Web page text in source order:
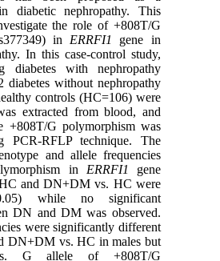
in diabetic nephropathy. This
the role of +808T/G
inERRFI1gene in
In this case-control study,
diabetes with nephropathy
diabetes without nephropathy
controls (HC=106) were
extracted from blood, and
+808T/G polymorphism was
PCR-RFLP technique. The
and allele frequencies
inERRFI1gene
HC and DN+DM vs. HC were
while no significant
DN and DM was observed.
were significantly different
DN+DM vs. HC in males but
G allele of +808T/G